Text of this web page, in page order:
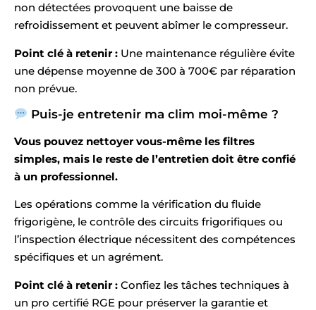
non détectées provoquent une baisse de
refroidissement et peuvent abîmer le compresseur.
Point clé à retenir : Une maintenance régulière évite
une dépense moyenne de 300 à 700€ par réparation
non prévue.
Puis-je entretenir ma clim moi-même ?
Vous pouvez nettoyer vous-même les filtres
simples, mais le reste de l’entretien doit être confié
à un professionnel.
Les opérations comme la vérification du fluide
frigorigène, le contrôle des circuits frigorifiques ou
l’inspection électrique nécessitent des compétences
spécifiques et un agrément.
Point clé à retenir : Confiez les tâches techniques à
un pro certifié RGE pour préserver la garantie et